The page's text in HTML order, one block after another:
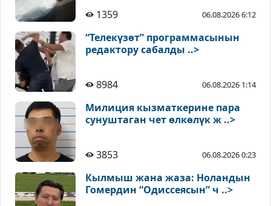
1359 06.08.2026 6:12
“Телекүзөт” программасынын
редактору сабалды ..>
8984 06.08.2026 1:14
Милиция кызматкерине пара
сунуштаган чет өлкөлүк ж ..>
3853 06.08.2026 0:23
Кылмыш жана жаза: Ноландын
Гомердин “Одиссеясын” ч ..>